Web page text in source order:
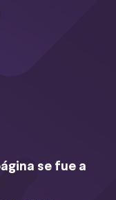
se fue a